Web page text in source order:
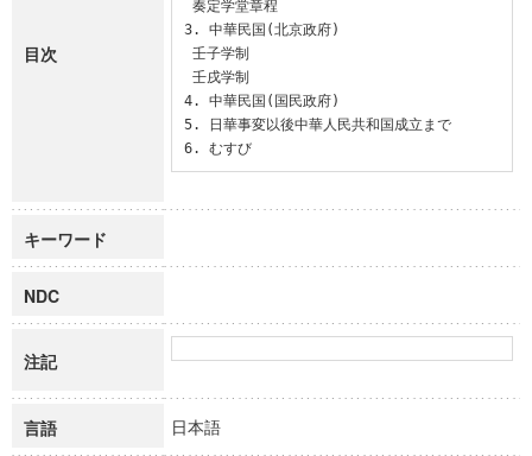
目次
3. 中華民国(北京政府)
4. 中華民国(国民政府)
5. 日華事変以後中華人民共和国成立まで
6. むすび
キーワード
NDC
注記
言語 日本語